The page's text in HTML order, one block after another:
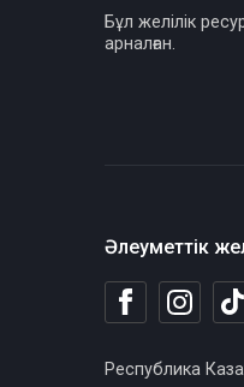
Бұл желілік
арналған.
Әлеуметтік
Республика